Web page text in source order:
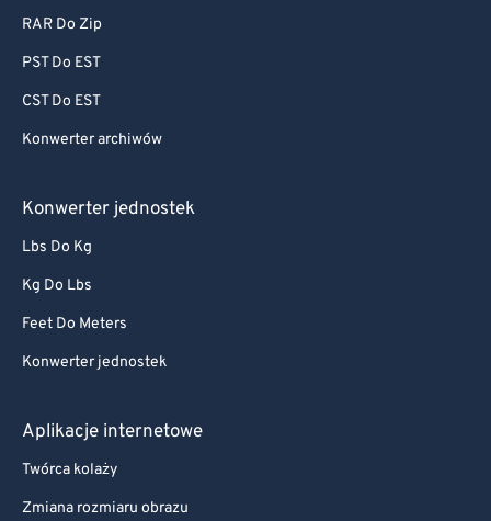
RAR Do Zip
PST Do EST
CST Do EST
Konwerter archiwów
Konwerter jednostek
Lbs Do Kg
Kg Do Lbs
Feet Do Meters
Konwerter jednostek
Aplikacje internetowe
Twórca kolaży
Zmiana rozmiaru obrazu